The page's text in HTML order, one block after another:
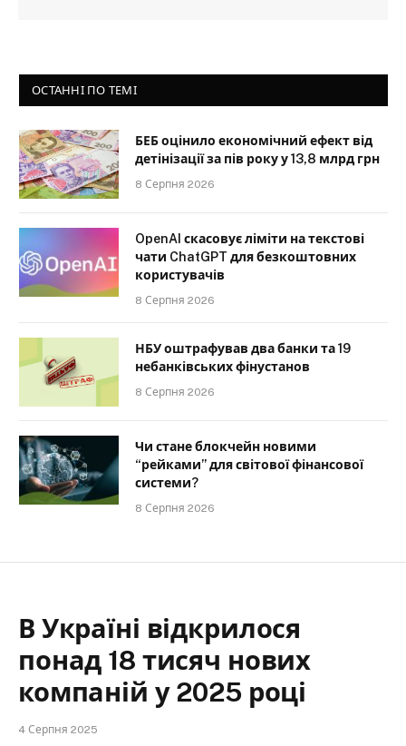
ОСТАННІ ПО ТЕМІ
БЕБ оцінило економічний ефект від
детінізації за пів року у 13,8 млрд грн
8 Серпня 2026
OpenAI скасовує ліміти на текстові
чати ChatGPT для безкоштовних
користувачів
8 Серпня 2026
НБУ оштрафував два банки та 19
небанківських фінустанов
8 Серпня 2026
Чи стане блокчейн новими
“рейками” для світової фінансової
системи?
8 Серпня 2026
В Україні відкрилося
понад 18 тисяч нових
компаній у 2025 році
4 Серпня 2025